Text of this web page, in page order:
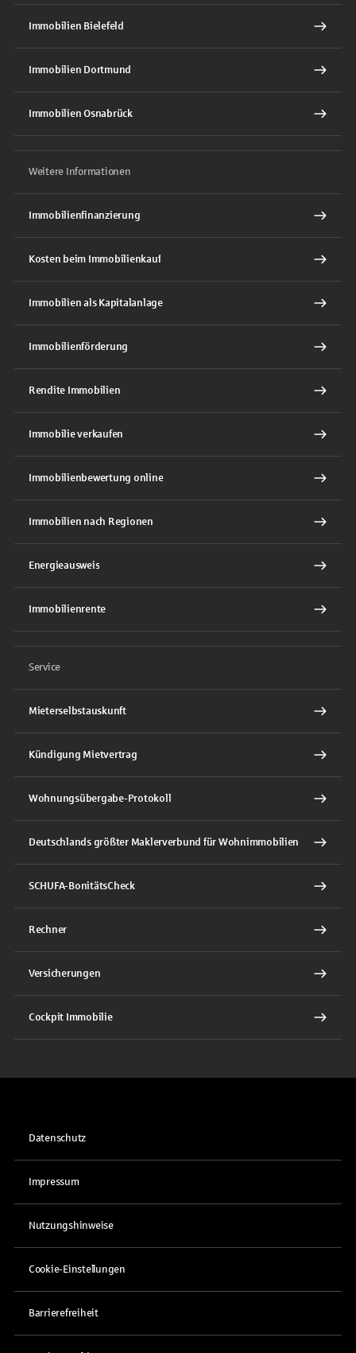
Immobilien Bielefeld
Immobilien Dortmund
Immobilien Osnabrück
Weitere Informationen
Immobilienfinanzierung
Kosten beim Immobilienkauf
Immobilien als Kapitalanlage
Immobilienförderung
Rendite Immobilien
Immobilie verkaufen
Immobilienbewertung online
Immobilien nach Regionen
Energieausweis
Immobilienrente
Service
Mieterselbstauskunft
Kündigung Mietvertrag
Wohnungsübergabe-Protokoll
Deutschlands größter Maklerverbund für Wohnimmobilien
SCHUFA-BonitätsCheck
Rechner
Versicherungen
Cockpit Immobilie
Datenschutz
Impressum
Nutzungshinweise
Cookie-Einstellungen
Barrierefreiheit